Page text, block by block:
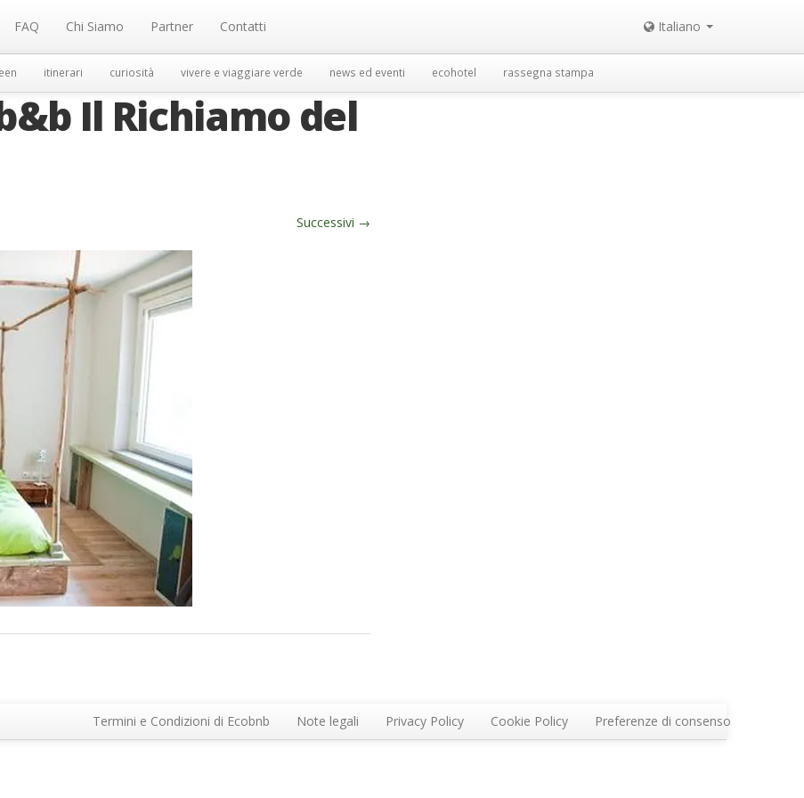
FAQ Chi Siamo Partner Contatti Italiano
itinerari curiosità vivere e viaggiare verde news ed eventi ecohotel rassegna stampa
Il Richiamo del
Successivi →
Termini e Condizioni di Ecobnb Note legali Privacy Policy Cookie Policy Preferenze di consenso